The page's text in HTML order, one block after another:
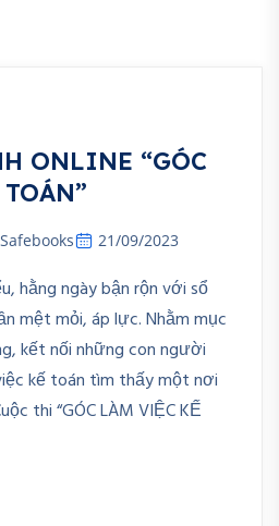
ONLINE “GÓC
21/09/2023
hằng ngày bận rộn với sổ
mệt mỏi, áp lực. Nhằm mục
kết nối những con người
kế toán tìm thấy một nơi
thi “GÓC LÀM VIỆC KẾ